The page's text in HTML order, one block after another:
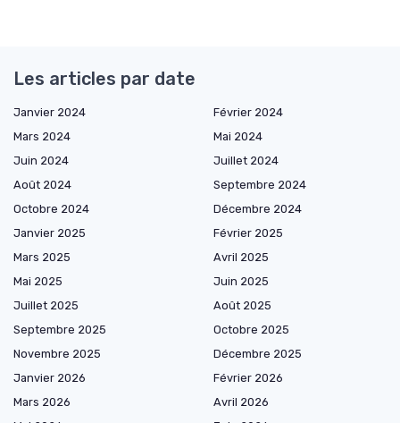
Les articles par date
Janvier 2024
Février 2024
Mars 2024
Mai 2024
Juin 2024
Juillet 2024
Août 2024
Septembre 2024
Octobre 2024
Décembre 2024
Janvier 2025
Février 2025
Mars 2025
Avril 2025
Mai 2025
Juin 2025
Juillet 2025
Août 2025
Septembre 2025
Octobre 2025
Novembre 2025
Décembre 2025
Janvier 2026
Février 2026
Mars 2026
Avril 2026